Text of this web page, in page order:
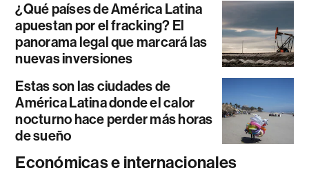
¿Qué países de América Latina
apuestan por el fracking? El
panorama legal que marcará las
nuevas inversiones
Estas son las ciudades de
América Latina donde el calor
nocturno hace perder más horas
de sueño
Económicas e internacionales